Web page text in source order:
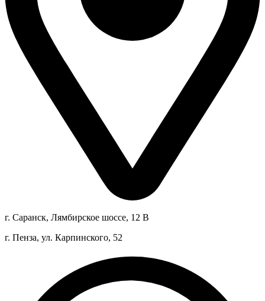
г. Саранск, Лямбирское шоссе, 12 В
г. Пенза, ул. Карпинского, 52